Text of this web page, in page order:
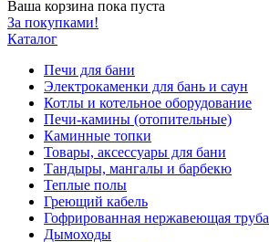
Ваша корзина пока пуста
За покупками!
Каталог
Печи для бани
Электрокаменки для бань и саун
Котлы и котельное оборудование
Печи-камины (отопительные)
Каминные топки
Товары, аксессуары для бани
Тандыры, мангалы и барбекю
Теплые полы
Греющий кабель
Гофрированная нержавеющая труба
Дымоходы